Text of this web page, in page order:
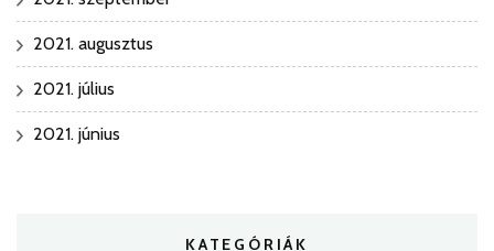
2021. augusztus
2021. július
2021. június
KATEGÓRIÁK